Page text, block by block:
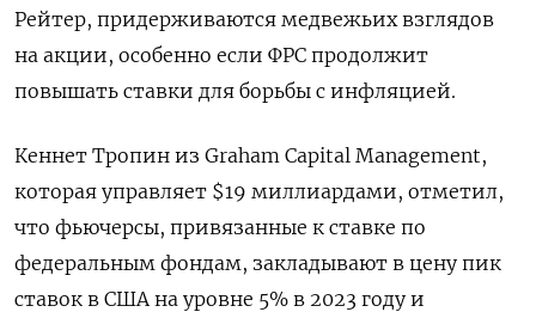
Рейтер, придерживаются медвежьих взглядов
на акции, особенно если ФРС продолжит
повышать ставки для борьбы с инфляцией.
Кеннет Тропин из Graham Capital Management,
которая управляет $19 миллиардами, отметил,
что фьючерсы, привязанные к ставке по
федеральным фондам, закладывают в цену пик
ставок в США на уровне 5% в 2023 году и